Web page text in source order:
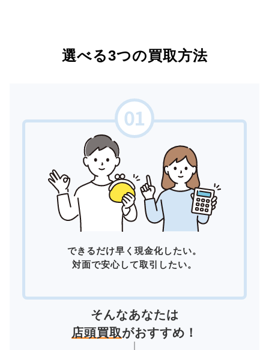
選べる3つの買取方法
できるだけ早く現金化したい。
対面で安心して取引したい。
そんなあなたは
店頭買取がおすすめ！